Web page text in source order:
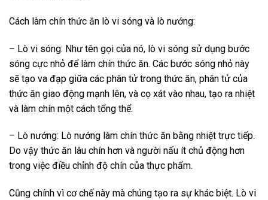
Cách làm chín thức ăn lò vi sóng và lò nướng:
– Lò vi sóng: Như tên gọi của nó, lò vi sóng sử dụng bước
sóng cực nhỏ để làm chín thức ăn. Các bước sóng nhỏ này
sẽ tạo va đạp giữa các phân tử trong thức ăn, phân tử của
thức ăn giao động mạnh lên, và cọ xát vào nhau, tạo ra nhiệt
và làm chín một cách tổng thể.
– Lò nướng: Lò nướng làm chín thức ăn bằng nhiệt trực tiếp.
Do vậy thức ăn lâu chín hơn và người nấu ít chủ động hơn
trong việc điều chỉnh độ chín của thực phẩm.
Cũng chính vì cơ chế này mà chúng tạo ra sự khác biệt. Lò vi